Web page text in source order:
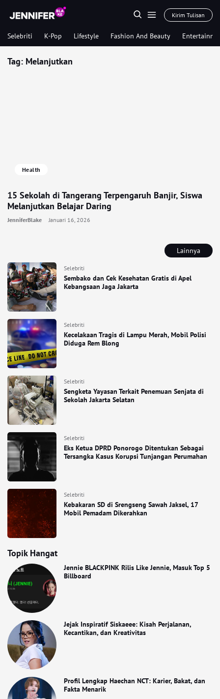
Kirim Tulisan
Selebriti K-Pop Lifestyle Fashion And Beauty
Lainnya
Selebriti
Sembako dan Cek Kesehatan Gratis di Apel
Kebangsaan Jaga Jakarta
Selebriti
Kecelakaan Tragis di Lampu Merah, Mobil Polisi
Diduga Rem Blong
Selebriti
Sengketa Yayasan Terkait Penemuan Senjata di
Sekolah Jakarta Selatan
Selebriti
Eks Ketua DPRD Ponorogo Ditentukan Sebagai
Tersangka Kasus Korupsi Tunjangan Perumahan
Selebriti
Kebakaran SD di Srengseng Sawah Jaksel, 17
Mobil Pemadam Dikerahkan
Topik Hangat
Jennie BLACKPINK Rilis Like Jennie, Masuk Top 5
Billboard
Jejak Inspiratif Siskaeee: Kisah Perjalanan,
Kecantikan, dan Kreativitas
Profil Lengkap Haechan NCT: Karier, Bakat, dan
Fakta Menarik
Tag: Melanjutkan
Health
15 Sekolah di Tangerang Terpengaruh Banjir, Siswa
Melanjutkan Belajar Daring
JenniferBlake Januari 16, 2026